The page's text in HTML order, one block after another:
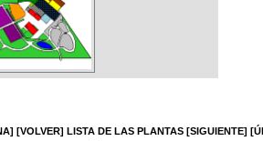
[VOLVER] LISTA DE LAS PLANTAS [SIGUIENTE]